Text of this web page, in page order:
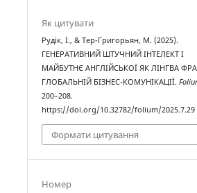
Як цитувати
Рудік, І., & Тер-Григорьян, М. (2025).
ГЕНЕРАТИВНИЙ ШТУЧНИЙ ІНТЕЛЕКТ І
МАЙБУТНЄ АНГЛІЙСЬКОЇ ЯК ЛІНГВА
ГЛОБАЛЬНІЙ БІЗНЕС-КОМУНІКАЦІЇ.
200–208.
https://doi.org/10.32782/folium/2025.7.29
Формати цитування
Номер